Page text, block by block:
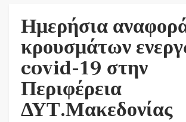
Ημερήσια
κρουσμάτων
covid-19 στην
Περιφέρεια
ΔΥΤ.Μακεδονίας